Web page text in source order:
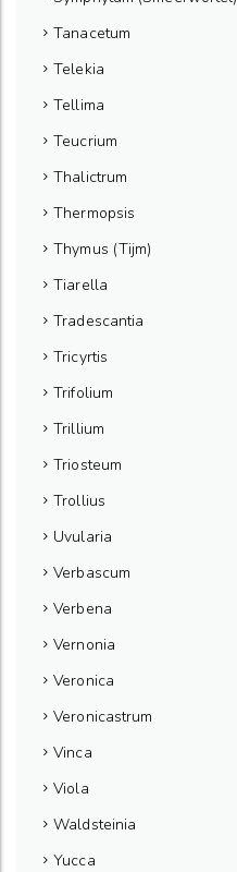
Tanacetum
Telekia
Tellima
Teucrium
Thalictrum
Thermopsis
Thymus (Tijm)
Tiarella
Tradescantia
Tricyrtis
Trifolium
Trillium
Triosteum
Trollius
Uvularia
Verbascum
Verbena
Vernonia
Veronica
Veronicastrum
Vinca
Viola
Waldsteinia
Yucca